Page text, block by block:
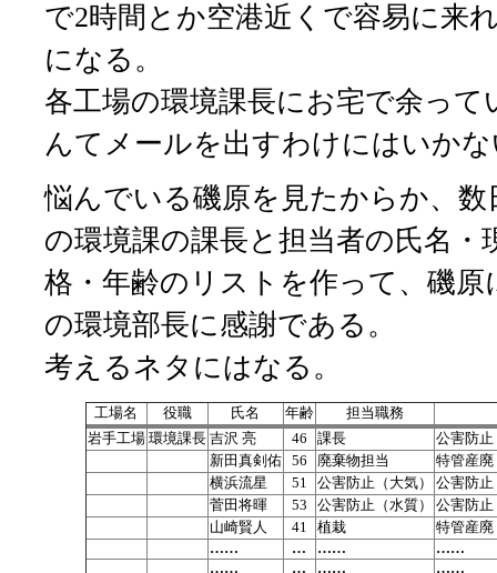
で2時間とか空港近くで容易に来
になる。
各工場の環境課長にお宅で余っ
んてメールを出すわけにはいか
悩んでいる磯原を見たからか、数
の環境課の課長と担当者の氏名・
格・年齢のリストを作って、磯
の環境部長に感謝である。
考えるネタにはなる。
工場名 役職 氏名 年齢
担当職務
岩手工場 環境課長 吉沢 亮 46 課長
公害防止
新田真剣佑
56 廃棄物担当
特管産廃
横浜流星
51 公害防止（大気）
公害防止
菅田将暉
53 公害防止（水質）
公害防止
山崎賢人
41 植栽
特管産廃
……
… ……
……
……
… …… ……